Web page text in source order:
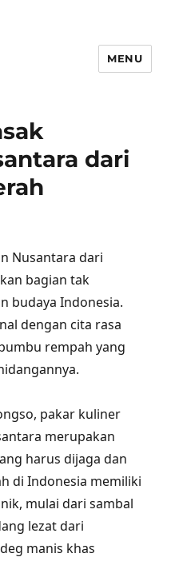
MENU
dari
Nusantara dari
bagian tak
budaya Indonesia.
dengan cita rasa
rempah yang
pakar kuliner
merupakan
harus dijaga dan
di Indonesia memiliki
mulai dari sambal
lezat dari
manis khas